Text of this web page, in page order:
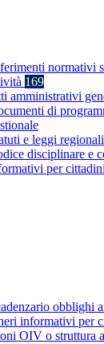
normativi
169
amministrativi
di
e leggi regionali
disciplinare e
per
obblighi
informativi per
OIV o struttura